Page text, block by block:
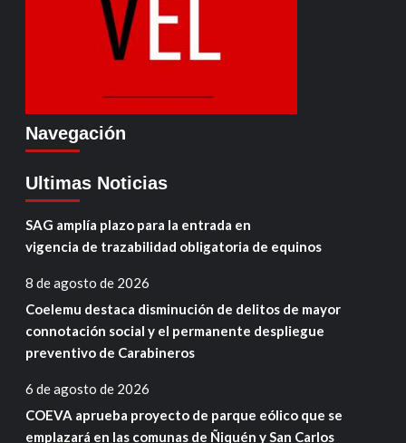
Navegación
Ultimas Noticias
SAG amplía plazo para la entrada en
vigencia de trazabilidad obligatoria de equinos
8 de agosto de 2026
Coelemu destaca disminución de delitos de mayor
connotación social y el permanente despliegue
preventivo de Carabineros
6 de agosto de 2026
COEVA aprueba proyecto de parque eólico que se
emplazará en las comunas de Ñiquén y San Carlos